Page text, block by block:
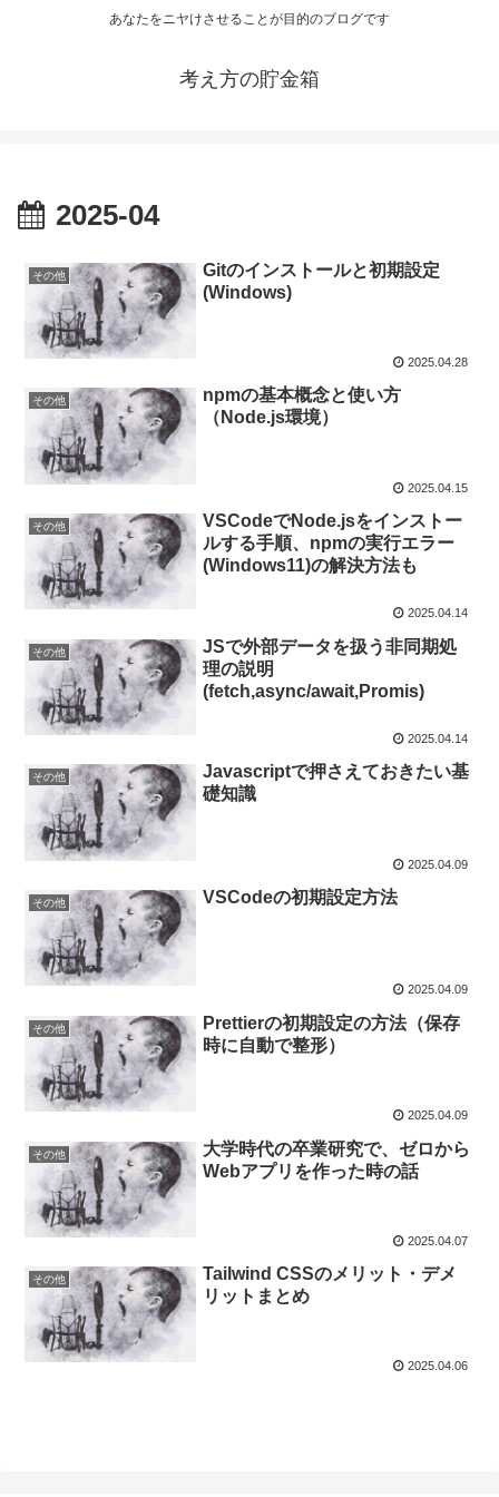
あなたをニヤけさせることが目的のブログです
考え方の貯金箱
2025-04
その他
Gitのインストールと初期設定
(Windows)
2025.04.28
その他
npmの基本概念と使い方
（Node.js環境）
2025.04.15
その他
VSCodeでNode.jsをインストー
ルする手順、npmの実行エラー
(Windows11)の解決方法も
2025.04.14
その他
JSで外部データを扱う非同期処
理の説明
(fetch,async/await,Promis)
2025.04.14
その他
Javascriptで押さえておきたい基
礎知識
2025.04.09
その他 VSCodeの初期設定方法
2025.04.09
その他
Prettierの初期設定の方法（保存
時に自動で整形）
2025.04.09
その他
大学時代の卒業研究で、ゼロから
Webアプリを作った時の話
2025.04.07
その他
Tailwind CSSのメリット・デメ
リットまとめ
2025.04.06